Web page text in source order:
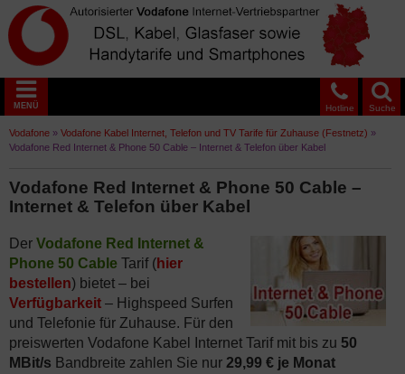
Suche
Hotline
MENÜ
Vodafone » Vodafone Kabel Internet, Telefon und TV Tarife für Zuhause (Festnetz) »
Vodafone Red Internet & Phone 50 Cable – Internet & Telefon über Kabel
Vodafone Red Internet & Phone 50 Cable –
Internet & Telefon über Kabel
Der Vodafone Red Internet &
Phone 50 Cable Tarif (hier
bestellen) bietet – bei
Verfügbarkeit – Highspeed Surfen
und Telefonie für Zuhause. Für den
preiswerten Vodafone Kabel Internet Tarif mit bis zu 50
MBit/s Bandbreite zahlen Sie nur 29,99 € je Monat